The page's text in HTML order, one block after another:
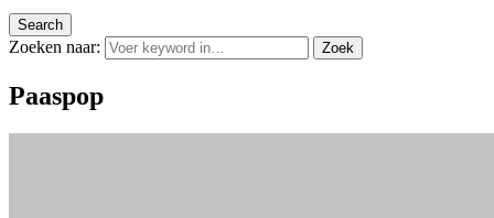
Search
Zoeken naar: Zoek
Paaspop